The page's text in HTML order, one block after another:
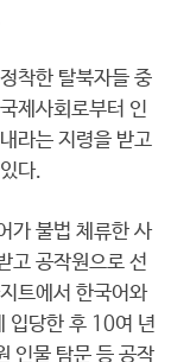
착한 탈북자들 중
제사회로부터 인
라는 지령을 받고
다.
가 불법 체류한 사
고 공작원으로 선
트에서 한국어와
입당한 후 10여 년
인물 탐문 등 공작